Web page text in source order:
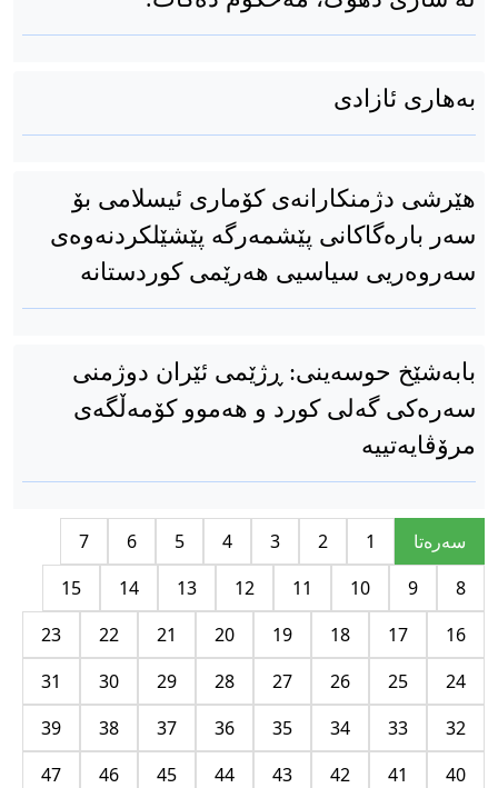
بەهاری ئازادی
هێرشی دژمنکارانەی کۆماری ئیسلامی بۆ
سه‌ر باره‌گاکانی پێشمه‌رگه‌ پێشێلکردنەوەی
سەروەریی سیاسیی هەرێمی کوردستانە
بابەشێخ حوسەینی: ڕژێمی ئێران دوژمنی
سەرەکی گەلی کورد و هەموو کۆمەڵگەی
مرۆڤایەتییە
سه‌ره‌تا 1
2
3
4
5
6
7
8
9
10
11
12
13
14
15
16
17
18
19
20
21
22
23
24
25
26
27
28
29
30
31
32
33
34
35
36
37
38
39
40
41
42
43
44
45
46
47